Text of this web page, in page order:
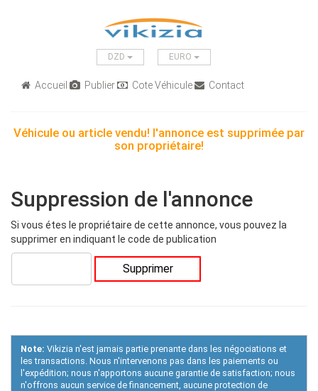
DZD EURO
Accueil Publier Cote Véhicule Contact
Véhicule ou article vendu! l'annonce est supprimée par
son propriétaire!
Suppression de l'annonce
Si vous étes le propriétaire de cette annonce, vous pouvez la
supprimer en indiquant le code de publication
Supprimer
Note: Vikizia n'est jamais partie prenante dans les négociations et
les transactions. Nous n'intervenons pas dans les paiements ou
l'expédition; nous n'apportons aucune garantie de satisfaction; nous
n'offrons aucun service de financement, aucune protection de